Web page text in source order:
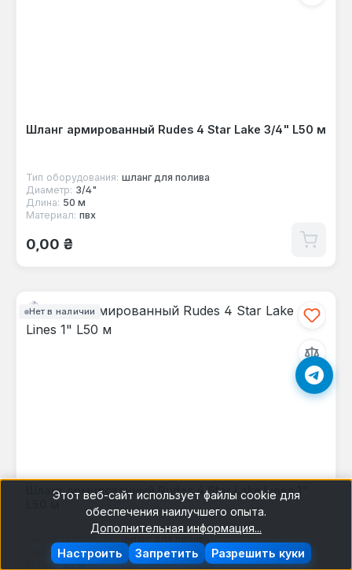
Шланг армированный Rudes 4 Star Lake 3/4" L50 м
Тип оборудования: шланг для полива
Диаметр: 3/4"
Длина: 50 м
Материал: пвх
Обычная цена:
0,00 ₴
Нет в наличии
Шланг армированный Rudes 4 Star Lake Lines 1"
Диаметр: 1"
Длина: 50 м
Этот веб-сайт использует файлы cookie для
обеспечения наилучшего опыта.
Дополнительная информация...
Запретить
Настроить Разрешить куки